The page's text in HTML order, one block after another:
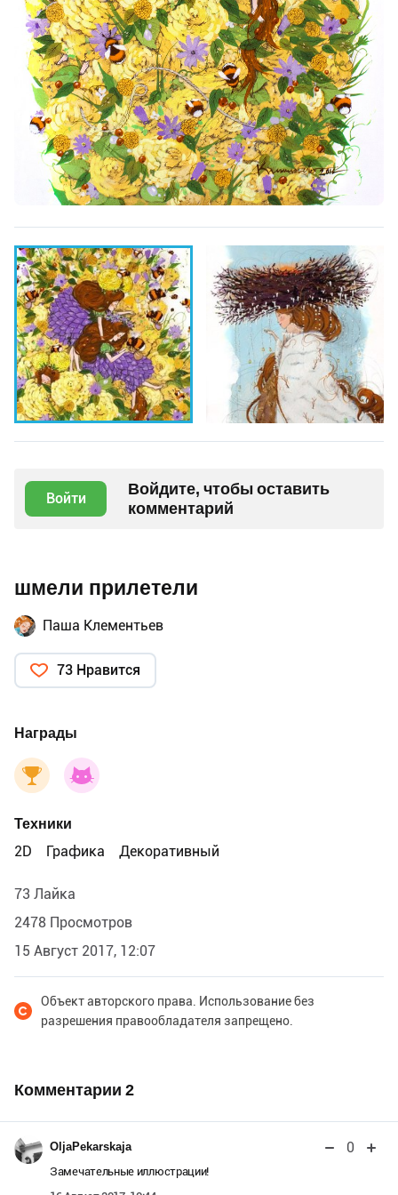
Войти
Войдите, чтобы оставить
комментарий
шмели прилетели
Паша Клементьев
73 Нравится
Награды
Техники
2D
Графика Декоративный
73 Лайка
2478 Просмотров
15 Август 2017, 12:07
Объект авторского права. Использование без
разрешения правообладателя запрещено.
Комментарии 2
OljaPekarskaja 0
Замечательные иллюстрации!